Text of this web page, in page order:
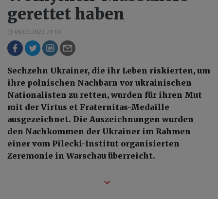
gerettet haben
09.07.2023 21:03
Sechzehn Ukrainer, die ihr Leben riskierten, um
ihre polnischen Nachbarn vor ukrainischen
Nationalisten zu retten, wurden für ihren Mut
mit der Virtus et Fraternitas-Medaille
ausgezeichnet. Die Auszeichnungen wurden
den Nachkommen der Ukrainer im Rahmen
einer vom Pilecki-Institut organisierten
Zeremonie in Warschau überreicht.